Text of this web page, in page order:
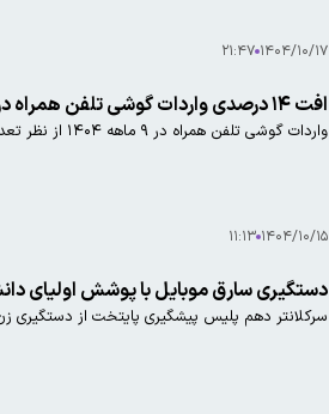
۱۴۰۴/۱۰/۱۷ ۲۱:۴۷
افت ۱۴ درصدی واردات گوشی تلفن همراه در ۹ ماهه ۱۴۰۴
واردات گوشی تلفن همراه در ۹ ماهه ۱۴۰۴ از نظر تعداد، وزن و ارزش دلاری کاهش یافت و به ۶.۸ میلیون دستگاه رسید.
۱۴۰۴/۱۰/۱۵ ۱۱:۱۳
دستگیری سارق موبایل با پوشش اولیای
سرکلانتر دهم پلیس پیشگیری پایتخت از دستگیری